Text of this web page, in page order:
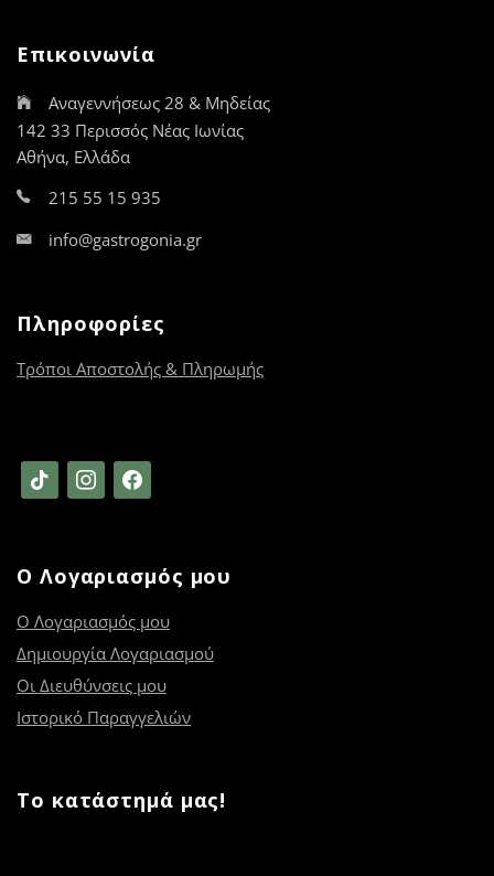
Επικοινωνία
Αναγεννήσεως 28 & Μηδείας
142 33 Περισσός Νέας Ιωνίας
Αθήνα, Ελλάδα
215 55 15 935
info@gastrogonia.gr
Πληροφορίες
Τρόποι Αποστολής & Πληρωμής
tiktok instagramfacebook
Ο Λογαριασμός μου
Ο Λογαριασμός μου
Δημιουργία Λογαριασμού
Οι Διευθύνσεις μου
Ιστορικό Παραγγελιών
Το κατάστημά μας!